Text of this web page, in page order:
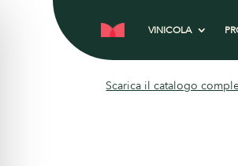
VINICOLA
Scarica il catalogo